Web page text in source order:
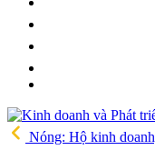
Nóng: Hộ kinh